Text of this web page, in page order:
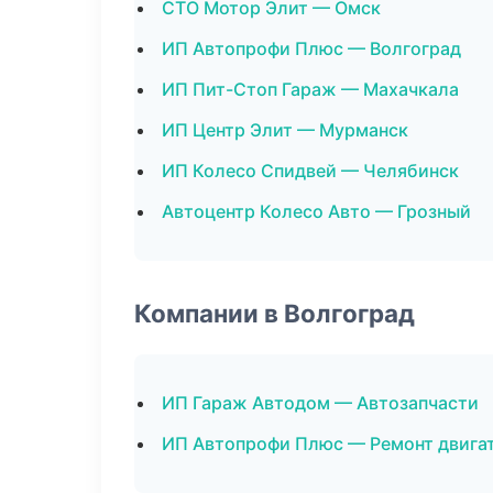
СТО Мотор Элит — Омск
ИП Автопрофи Плюс — Волгоград
ИП Пит-Стоп Гараж — Махачкала
ИП Центр Элит — Мурманск
ИП Колесо Спидвей — Челябинск
Автоцентр Колесо Авто — Грозный
Компании в Волгоград
ИП Гараж Автодом — Автозапчасти
ИП Автопрофи Плюс — Ремонт